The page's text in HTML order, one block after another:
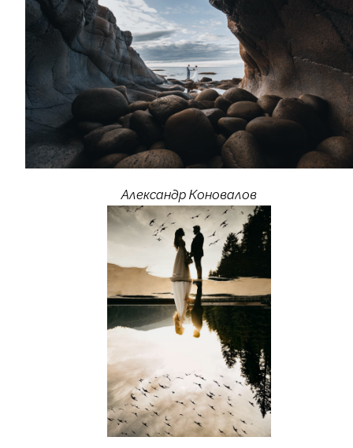
Александр Коновалов